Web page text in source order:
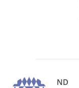
ND